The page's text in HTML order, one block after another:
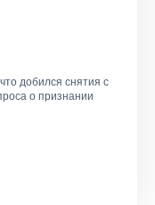
добился снятия с
о признании